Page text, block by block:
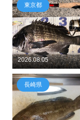
2026.08.05
東京都
長崎県